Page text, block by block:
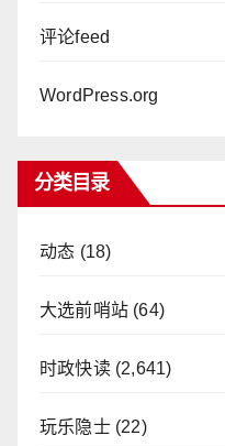
评论feed
WordPress.org
分类目录
动态 (18)
大选前哨站 (64)
时政快读(2,641)
玩乐隐士(22)